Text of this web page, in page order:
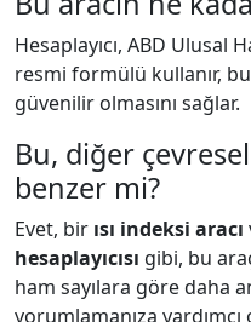
Hesaplayıcı, ABD Ulusal
resmi formülü kullanır,
güvenilir olmasını sağlar.
Bu, diğer
benzer mi?
Evet, bir ısı indeksi aracı
hesaplayıcısı gibi, bu
ham sayılara göre daha
yorumlamanıza yardımcı